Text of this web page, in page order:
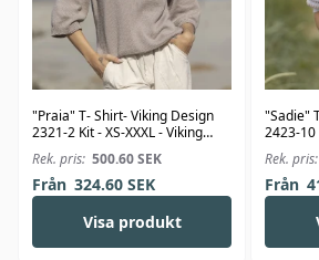
"Praia" T- Shirt- Viking Design
2321-2 Kit - XS-XXXL - Viking
Bjørk
Rek. pris: 500.60SEK
Från 324.60SEK
Visa produkt
"Sadie"
2423-10
Linus
Rek. pris:
Från